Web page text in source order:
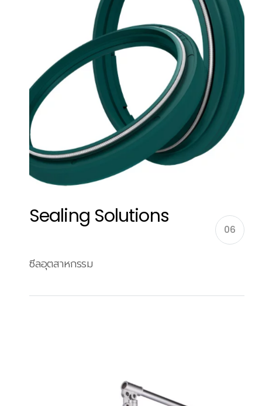
Sealing Solutions
06
ซีลอุตสาหกรรม